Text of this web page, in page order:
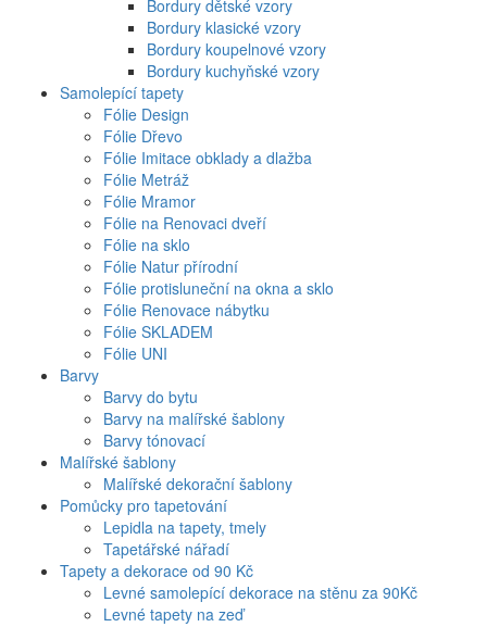
Bordury dětské vzory
Bordury klasické vzory
Bordury koupelnové vzory
Bordury kuchyňské vzory
Samolepící tapety
Fólie Design
Fólie Dřevo
Fólie Imitace obklady a dlažba
Fólie Metráž
Fólie Mramor
Fólie na Renovaci dveří
Fólie na sklo
Fólie Natur přírodní
Fólie protisluneční na okna a sklo
Fólie Renovace nábytku
Fólie SKLADEM
Fólie UNI
Barvy
Barvy do bytu
Barvy na malířské šablony
Barvy tónovací
Malířské šablony
Malířské dekorační šablony
Pomůcky pro tapetování
Lepidla na tapety, tmely
Tapetářské nářadí
Tapety a dekorace od 90 Kč
Levné samolepící dekorace na stěnu za 90Kč
Levné tapety na zeď